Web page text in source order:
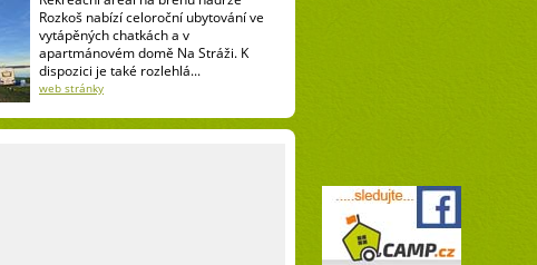
Rozkoš nabízí celoroční ubytování ve
vytápěných chatkách a v
apartmánovém domě Na Stráži. K
dispozici je také rozlehlá...
web stránky